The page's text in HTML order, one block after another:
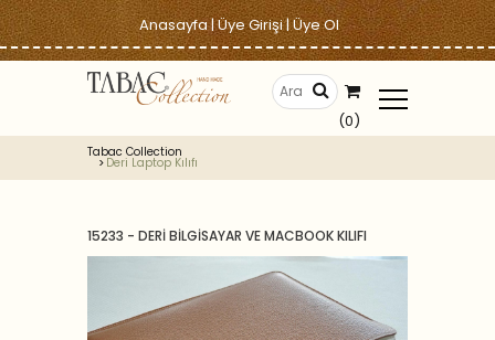
Anasayfa|Üye Girişi|Üye Ol
(0)
Tabac Collection
Deri Laptop Kılıfı
15233 - DERİ BİLGİSAYAR VE MACBOOK KILIFI